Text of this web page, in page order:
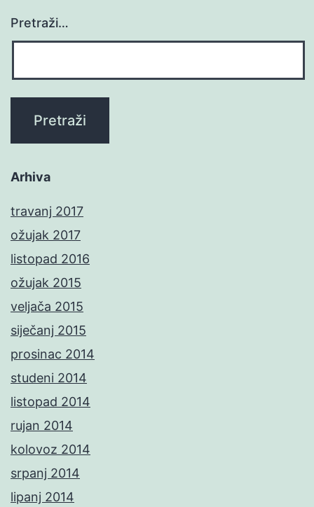
Pretraži…
Arhiva
travanj 2017
ožujak 2017
listopad 2016
ožujak 2015
veljača 2015
siječanj 2015
prosinac 2014
studeni 2014
listopad 2014
rujan 2014
kolovoz 2014
srpanj 2014
lipanj 2014